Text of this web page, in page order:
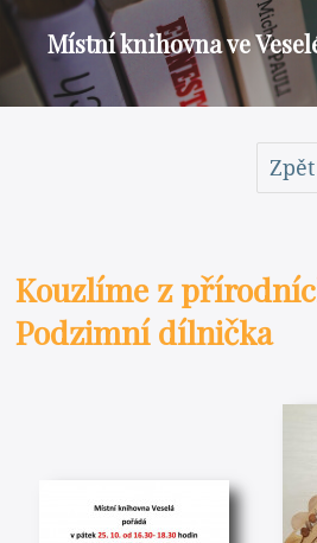
Místní knihovna ve
Kouzlíme z
Podzimní dílnička